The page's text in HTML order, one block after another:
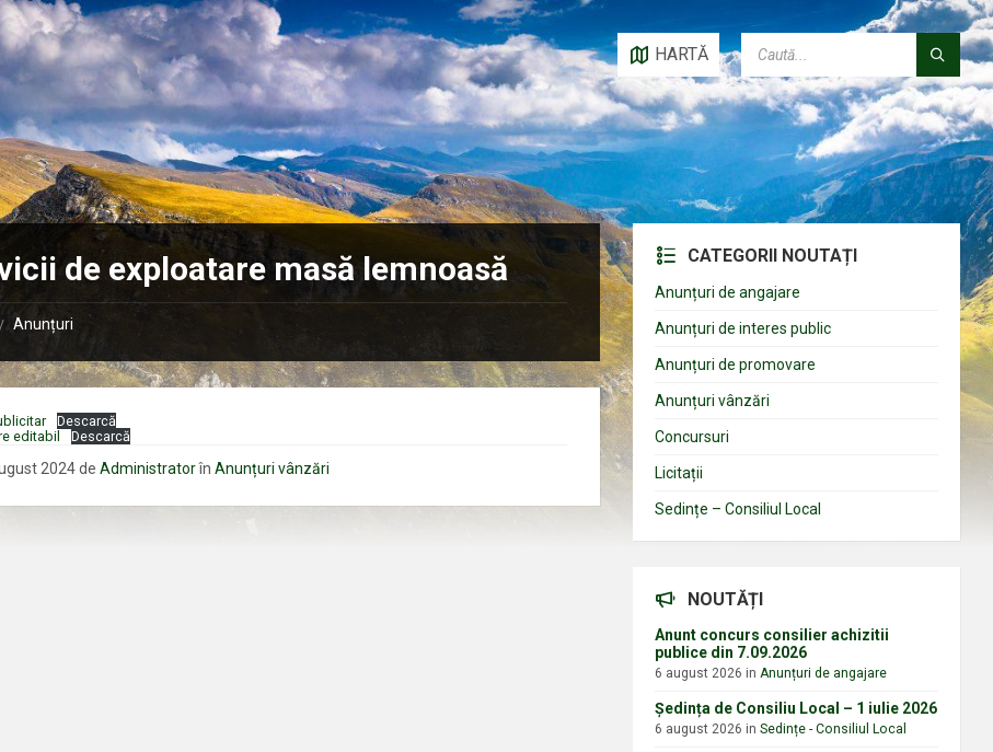
HARTĂ
de exploatare masă lemnoasă
/ Anunțuri
Descarcă
editabil
Descarcă
2024deAdministrator înAnunțuri vânzări
CATEGORII NOUTAȚI
Anunțuri de angajare
Anunțuri de interes public
Anunțuri de promovare
Anunțuri vânzări
Concursuri
Licitații
Sedințe – Consiliul Local
NOUTĂȚI
Anunt concurs consilier achizitii
publice din 7.09.2026
6 august 2026inAnunțuri de angajare
Ședința de Consiliu Local – 1 iulie 2026
6 august 2026inSedințe - Consiliul Local